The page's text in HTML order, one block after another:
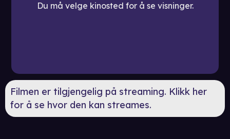
Du må velge kinosted for å se visninger.
Filmen er tilgjengelig på streaming. Klikk her
for å se hvor den kan streames.